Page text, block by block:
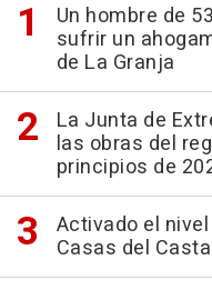
Un hombre de
sufrir un
de La Granja
La Junta de
las obras del
principios de
Activado el
Casas del